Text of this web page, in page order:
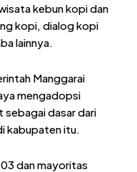
kebun kopi dan
kopi, dialog kopi
lainnya.
Manggarai
mengadopsi
sebagai dasar dari
kabupaten itu.
dan mayoritas